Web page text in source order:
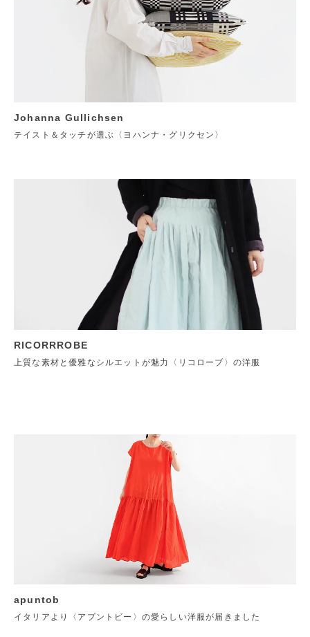
Johanna Gullichsen
テイスト＆タッチが選ぶ〈ヨハンナ・グリクセン〉
RICORRROBE
上質な素材と優雅なシルエットが魅力〈リコローブ〉の洋服
apuntob
イタリアより〈アプントビー〉の愛らしい洋服が届きました